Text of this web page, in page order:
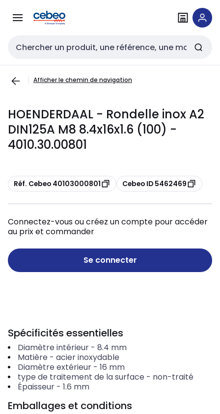
navigationau
Entrée de recherche
Afficher le chemin de navigation
HOENDERDAAL - Rondelle inox A2
DIN125A M8 8.4x16x1.6 (100) -
4010.30.00801
Copier
Réf. Cebeo 40103000801 Copier
Cebeo ID 5462469
Connectez-vous ou créez un compte pour accéder
au prix et commander
Se connecter
Spécificités essentielles
Diamètre intérieur- 8.4 mm
Matière - acier inoxydable
Diamètre extérieur- 16 mm
type de traitement de la surface - non-traité
Épaisseur- 1.6 mm
Emballages et conditions